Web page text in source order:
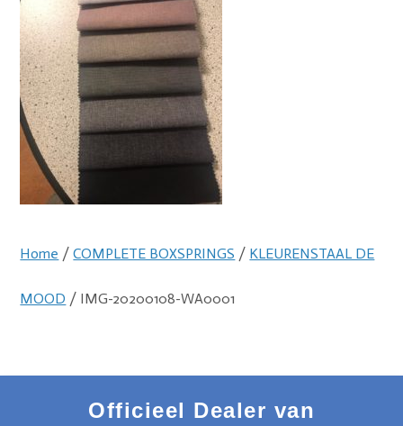
Home /COMPLETE BOXSPRINGS / KLEURENSTAAL DE
MOOD / IMG-20200108-WA0001
Officieel Dealer van